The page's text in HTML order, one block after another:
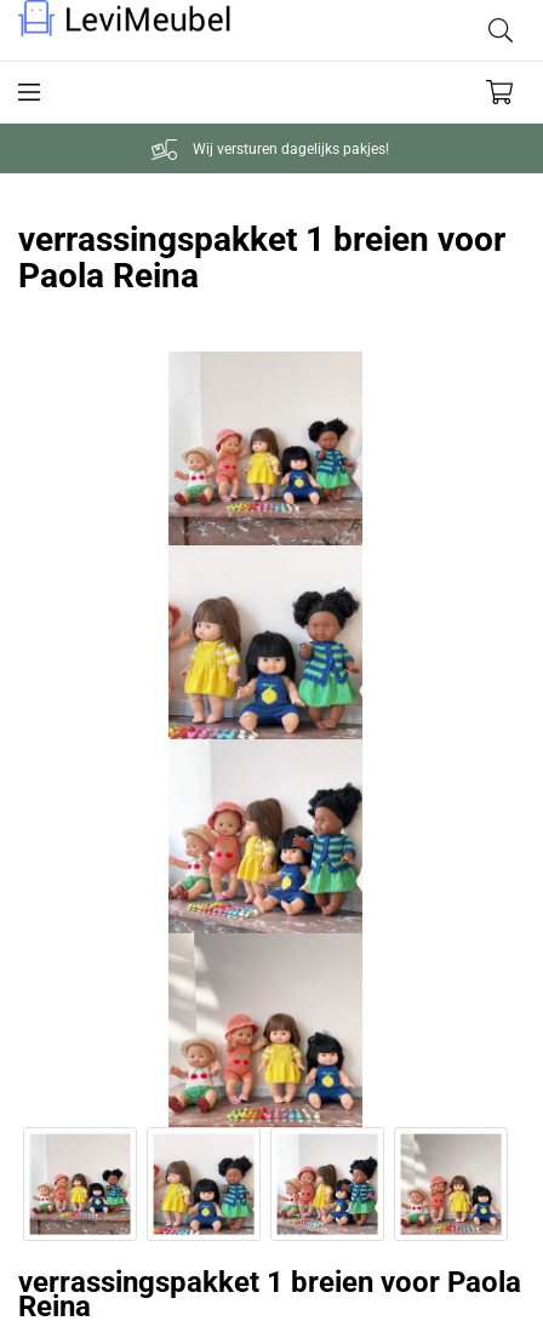
Wij versturen dagelijks pakjes!
verrassingspakket 1 breien voor
Paola Reina
verrassingspakket 1 breien voor Paola
Reina